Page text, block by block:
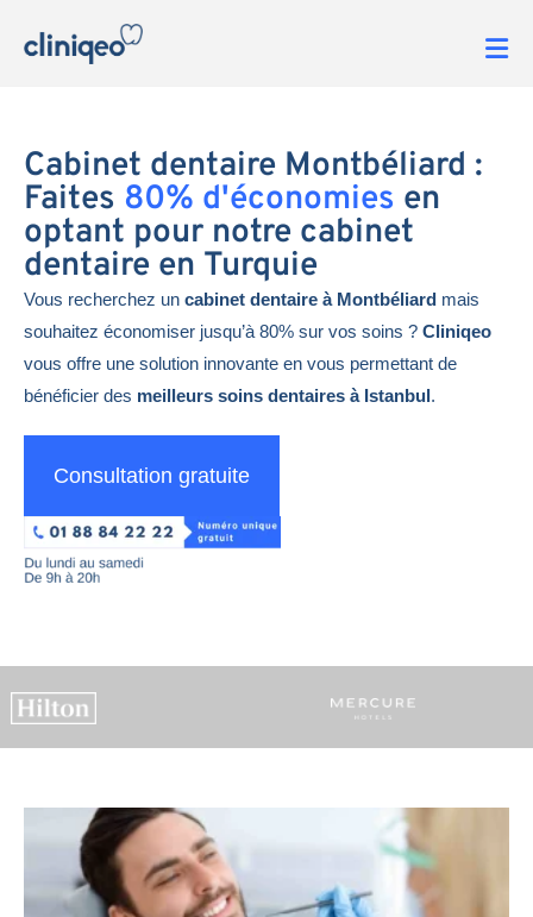
Cabinet dentaire Montbéliard :
Faites 80% d'économies en
optant pour notre cabinet
dentaire en Turquie
Vous recherchez un cabinet dentaire à Montbéliard mais
souhaitez économiser jusqu’à 80% sur vos soins ? Cliniqeo
vous offre une solution innovante en vous permettant de
bénéficier des meilleurs soins dentaires à Istanbul.
Consultation gratuite